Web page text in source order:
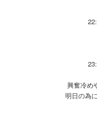
興奮冷め
明日の為